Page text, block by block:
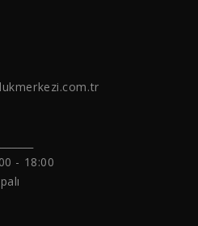
- 18:00